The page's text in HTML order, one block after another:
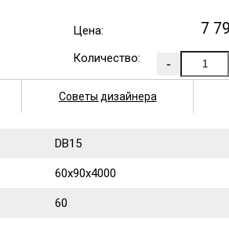
Цена: 7
Количество:
Советы дизайнера
DB15
60х90х4000
60